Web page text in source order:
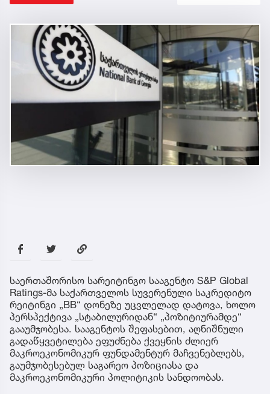
საერთაშორისო სარეიტინგო სააგენტო S&P Global
Ratings-მა საქართველოს სუვერენული საკრედიტო
რეიტინგი „BB“ დონეზე უცვლელად დატოვა, ხოლო
პერსპექტივა „სტაბილურიდან“ „პოზიტიურამდე“
გააუმჯობესა. სააგენტოს შეფასებით, აღნიშნული
გადაწყვეტილება ეფუძნება ქვეყნის ძლიერ
მაკროეკონომიკურ ფუნდამენტურ მაჩვენებლებს,
გაუმჯობესებულ საგარეო პოზიციასა და
მაკროეკონომიკური პოლიტიკის სანდოობას.